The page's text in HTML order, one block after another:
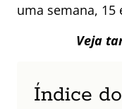
:
uma semana, 15
Veja
Índice